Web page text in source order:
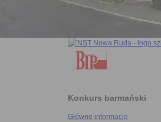
Konkurs barmański
Główne informacje